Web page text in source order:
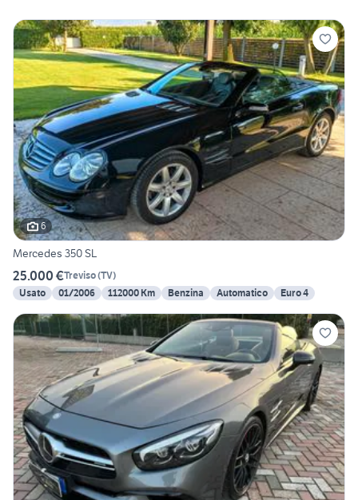
6
Mercedes 350 SL
25.000 €Treviso(TV)
Usato
01/2006 112000 Km Benzina Automatico Euro 4